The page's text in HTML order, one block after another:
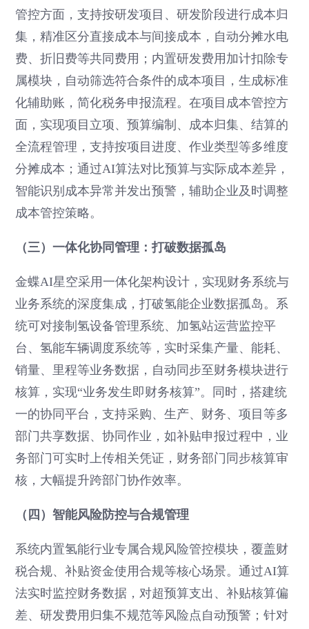
管控方面，支持按研发项目、研发阶段进行成本归
集，精准区分直接成本与间接成本，自动分摊水电
费、折旧费等共同费用；内置研发费用加计扣除专
属模块，自动筛选符合条件的成本项目，生成标准
化辅助账，简化税务申报流程。在项目成本管控方
面，实现项目立项、预算编制、成本归集、结算的
全流程管理，支持按项目进度、作业类型等多维度
分摊成本；通过AI算法对比预算与实际成本差异，
智能识别成本异常并发出预警，辅助企业及时调整
成本管控策略。
（三）一体化协同管理：打破数据孤岛
金蝶AI星空采用一体化架构设计，实现财务系统与
业务系统的深度集成，打破氢能企业数据孤岛。系
统可对接制氢设备管理系统、加氢站运营监控平
台、氢能车辆调度系统等，实时采集产量、能耗、
销量、里程等业务数据，自动同步至财务模块进行
核算，实现“业务发生即财务核算”。同时，搭建统
一的协同平台，支持采购、生产、财务、项目等多
部门共享数据、协同作业，如补贴申报过程中，业
务部门可实时上传相关凭证，财务部门同步核算审
核，大幅提升跨部门协作效率。
（四）智能风险防控与合规管理
系统内置氢能行业专属合规风险管控模块，覆盖财
税合规、补贴资金使用合规等核心场景。通过AI算
法实时监控财务数据，对超预算支出、补贴核算偏
差、研发费用归集不规范等风险点自动预警；针对